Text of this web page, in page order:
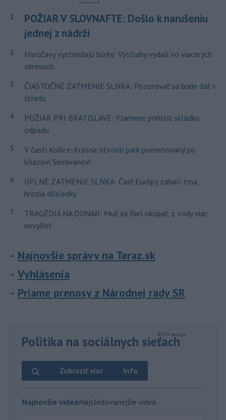
1
POŽIAR V SLOVNAFTE: Došlo k narušeniu
jednej z nádrží
2
Horúčavy vystriedajú búrky: Výstrahy vydali vo viacerých
okresoch
3
ČIASTOČNÉ ZATMENIE SLNKA: Pozorovať sa bude dať v
stredu
4
POŽIAR PRI BRATISLAVE: Plamene pohltili skládku
odpadu
5
V časti Košice-Krásna otvorili park pomenovaný po
kňazovi Semivanovi
6
ÚPLNÉ ZATMENIE SLNKA: Časť Európy zahalí tma,
hrozia dôsledky
7
TRAGÉDIA NA DUNAJI: Muž sa išiel okúpať, z vody viac
nevyšiel
Najnovšie správy na Teraz.sk
Vyhlásenia
Priame prenosy z Národnej rady SR
Politika na sociálnych sieťach
Info
Zobraziť viac
Najnovšie videáNajsledovanejšie videá